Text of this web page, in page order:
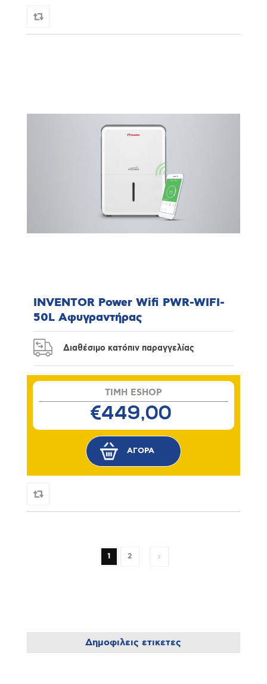
INVENTOR Power Wifi PWR-WIFI-
50L Αφυγραντήρας
Διαθέσιμο κατόπιν παραγγελίας
TIMH ESHOP
€449,00
1 2
Δημοφιλεις ετικετες